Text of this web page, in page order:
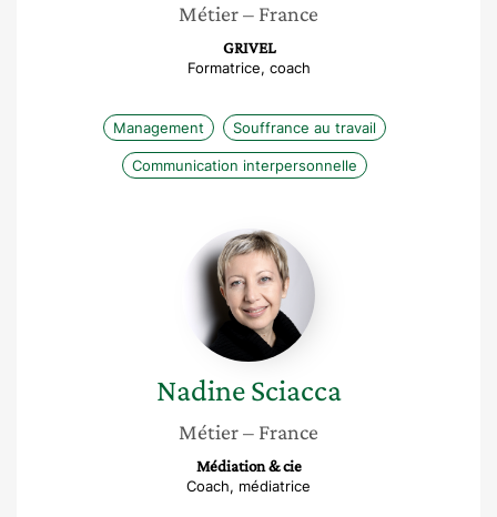
Métier– France
GRIVEL
Formatrice, coach
Management Souffrance au travail
Communication interpersonnelle
Nadine
Sciacca
Nadine Sciacca
Métier– France
Médiation & cie
Coach, médiatrice